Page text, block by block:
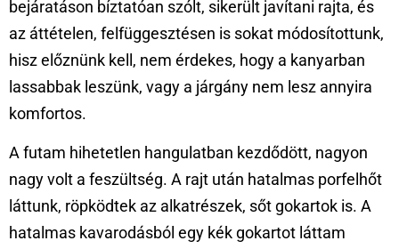
bejáratáson bíztatóan szólt, sikerült javítani rajta, és
az áttételen, felfüggesztésen is sokat módosítottunk,
hisz előznünk kell, nem érdekes, hogy a kanyarban
lassabbak leszünk, vagy a járgány nem lesz annyira
komfortos.
A futam hihetetlen hangulatban kezdődött, nagyon
nagy volt a feszültség. A rajt után hatalmas porfelhőt
láttunk, röpködtek az alkatrészek, sőt gokartok is. A
hatalmas kavarodásból egy kék gokartot láttam